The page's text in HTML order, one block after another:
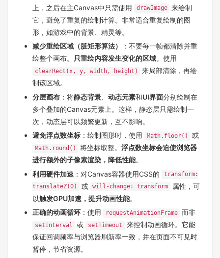
上，之后在主Canvas中只需使用
drawImage 来绘制
它，避免了重复的绘制计算。非常适合重复绘制的图
形，如游戏中的背景、精灵等。
减少重绘区域（脏矩形算法）
：不要每一帧都清除并重
绘整个画布。
只重绘内容发生变化的区域。使用
clearRect(x, y, width, height)
来局部清除，再绘
制该区域。
分层画布 ：将静态背景 动态元素和UI界面分别绘制在
多个叠加的Canvas元素上。这样，静态层只需绘制一
次，动态层可以频繁更新，互不影响。
避免浮点数坐标 ：绘制图形时，使用 Math.floor() 或
Math.round() 将坐标取整。浮点数坐标会迫使浏览器
进行额外的子像素渲染，降低性能。
利用硬件加速 ：对Canvas容器使用CSS的
transform:
translateZ(0)
或 will-change: transform
属性，可
以触发GPU加速，提升动画性能。
正确的动画循环 ：使用 requestAnimationFrame 而非
setInterval 或 setTimeout
来控制动画循环。它能
保证回调频率与浏览器刷新率一致，并在页面不可见时
暂停，节省资源。